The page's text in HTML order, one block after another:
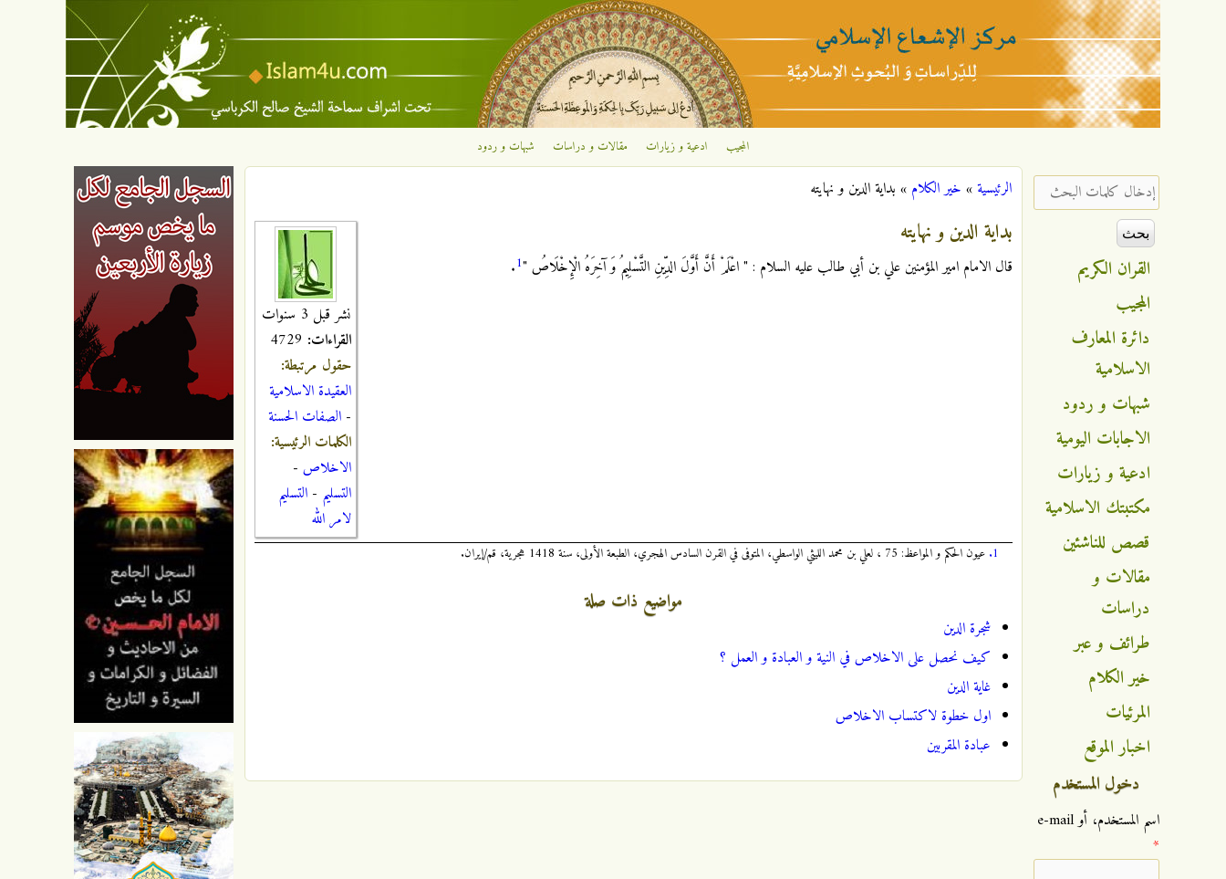
تجاوز إلى المحتوى الرئيسي
الإشعاع
الإسلامي
المجيب ادعية و زيارات مقالات و دراسات شبهات و ردود
أنت هنا
الرئيسية» خير الكلام » بداية الدين و نهايته
نشر قبل 3 سنوات
القراءات:
حقول مرتبطة:
العقيدة الاسلامية
- الصفات الحسنة
الكلمات الرئيسية:
الاخلاص -
التسليم - التسليم
لامر الله
بداية الدين و نهايته
قال الامام امير المؤمنين علي بن أبي طالب عليه السلام : " اعْلَمْ أَنَّ أَوَّلَ الدِّينِ التَّسْلِيمُ وَ آخِرَهُ الْإِخْلَاصُ‏ "1
.
1. عيون الحكم و المواعظ: 75 ، لعلي بن محمد الليثي الواسطي، المتوفى في القرن السادس الهجري، الطبعة الأولى، سنة 1418 هجرية، قم/إيران.
مواضيع ذات صلة
شجرة الدين
كيف نحصل على الاخلاص في النية و العبادة و العمل ؟
غاية الدين
اول خطوة لاكتساب الاخلاص
عبادة المقربين
‏إدخال كلمات البحث ‏
القران الكريم
المجيب
دائرة المعارف
الاسلامية
شبهات و ردود
الاجابات اليومية
ادعية و زيارات
مكتبتك الاسلامية
قصص للناشئين
مقالات و
دراسات
طرائف و عبر
خير الكلام
المرئيات
اخبار الموقع
دخول المستخدم
‏اسم المستخدم، أو e-mail
*